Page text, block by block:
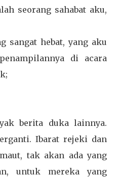
seorang sahabat aku,
sangat hebat, yang aku
di acara
berita duka lainnya.
Ibarat rejeki dan
tak akan ada yang
untuk mereka yang